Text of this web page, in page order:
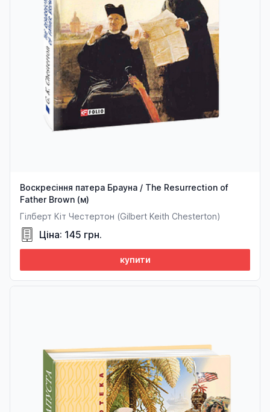
Воскресіння патера Брауна / The Resurrection of
Father Brown (м)
Гілберт Кіт Честертон (Gilbert Keith Chesterton)
Ціна: 145 грн.
купити